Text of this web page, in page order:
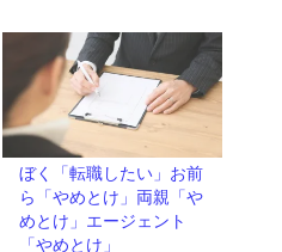
ぼく「転職したい」お前
ら「やめとけ」両親「や
めとけ」エージェント
「やめとけ」